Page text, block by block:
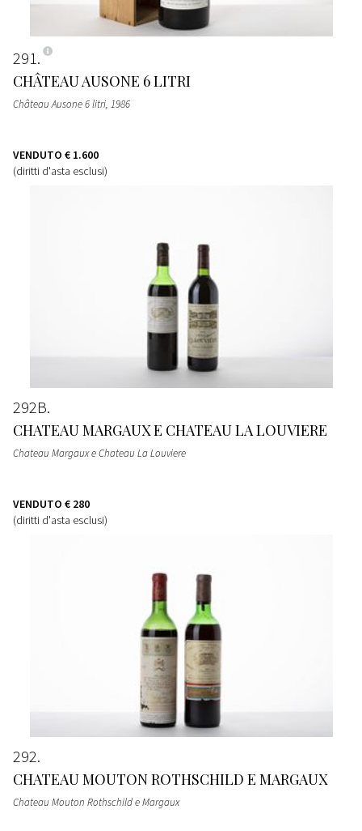
291
CHÂTEAU AUSONE 6 LITRI
Château Ausone 6 litri, 1986
VENDUTO € 1.600
(diritti d'asta esclusi)
292B
CHATEAU MARGAUX E CHATEAU LA LOUVIERE
Chateau Margaux e Chateau La Louviere
VENDUTO € 280
(diritti d'asta esclusi)
292
CHATEAU MOUTON ROTHSCHILD E MARGAUX
Chateau Mouton Rothschild e Margaux